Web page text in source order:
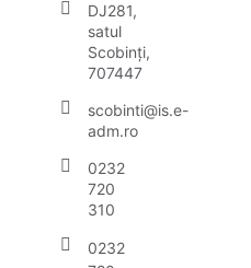
DJ281,
satul
Scobinți,
707447
scobinti@is.e-
adm.ro
0232
720
310
0232